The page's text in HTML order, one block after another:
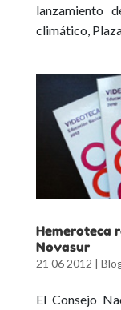
lanzamiento
climático,
Hemeroteca
Novasur
21 06 2012 |
El Consejo